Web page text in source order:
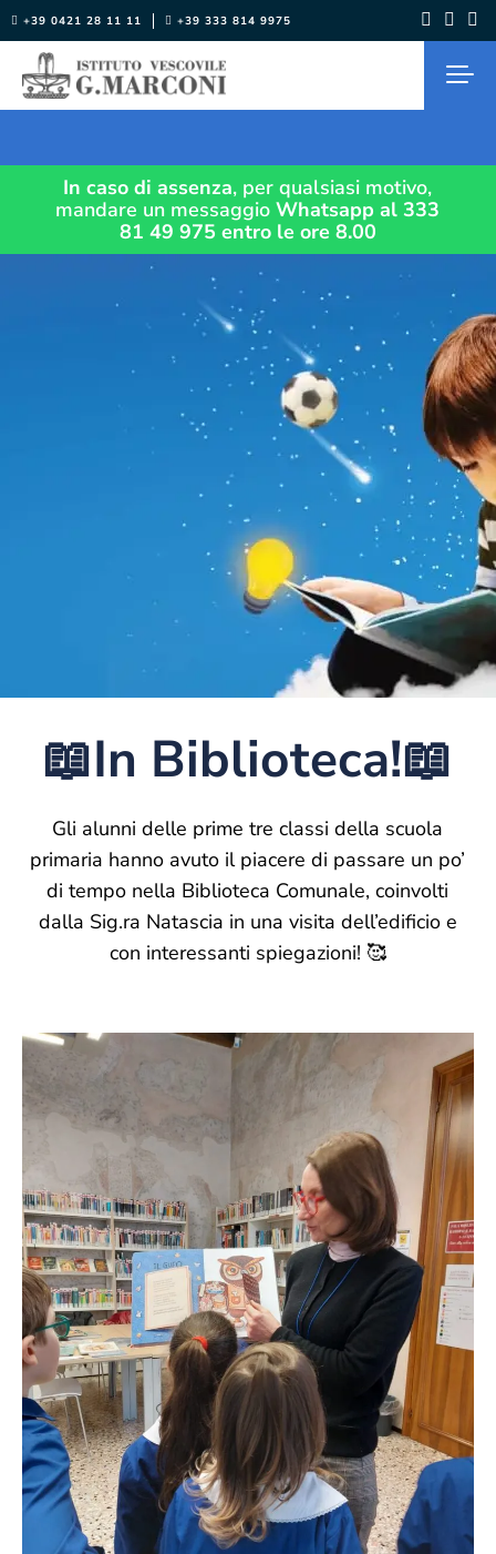
Salta
al
contenuto
+39 0421 28 11 11 +39 333 814 9975
In caso di assenza, per qualsiasi motivo,
mandare un messaggioWhatsapp al 333
81 49 975 entro le ore 8.00
📖In Biblioteca!📖
Gli alunni delle prime tre classi della scuola
primaria hanno avuto il piacere di passare un po’
di tempo nella Biblioteca Comunale, coinvolti
dalla Sig.ra Natascia in una visita dell’edificio e
con interessanti spiegazioni! 🥰